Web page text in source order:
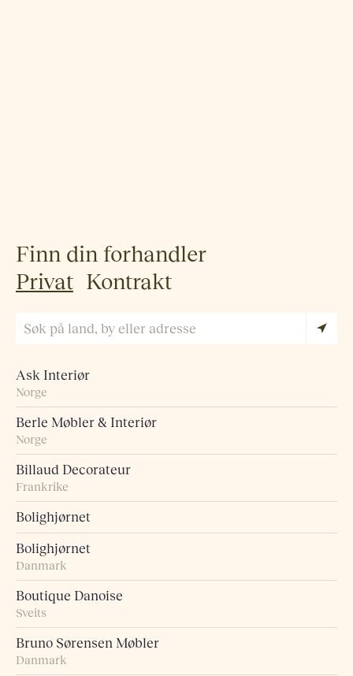
Finn din forhandler
Privat Kontrakt
Ask Interiør
Norge
Berle Møbler & Interiør
Norge
Billaud Decorateur
Frankrike
Bolighjørnet
Bolighjørnet
Danmark
Boutique Danoise
Sveits
Bruno Sørensen Møbler
Danmark